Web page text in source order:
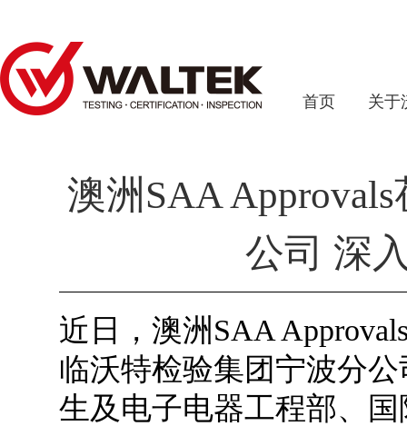
首页 关于
澳洲SAA
公司 深
近日，澳洲SAA
临沃特检验集团宁波分
生及电子电器工程部、